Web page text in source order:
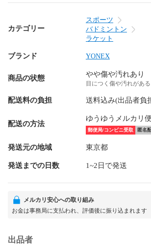
カテゴリー
スポーツ
バドミントン
ラケット
ブランド YONEX
商品の状態 やや傷や汚れあり
目につく傷や汚れがある
配送料の負担 送料込み(出品者負
配送の方法
ゆうゆうメルカリ便
郵便局/コンビニ受取 匿名
発送元の地域 東京都
発送までの日数 1~2日で発送
メルカリ安心への取り組み
お金は事務局に支払われ、評価後に振り込まれます
出品者